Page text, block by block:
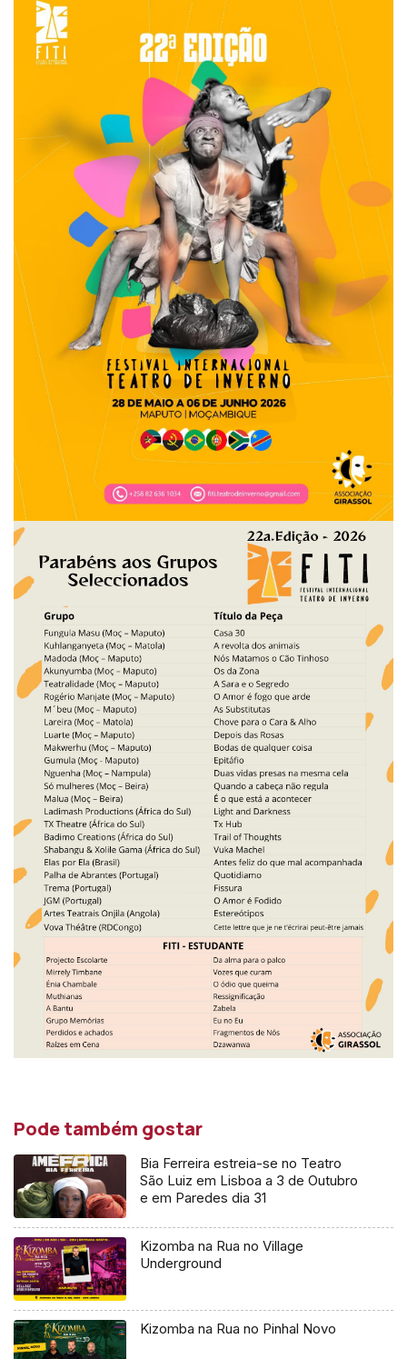
Pode também gostar
Bia Ferreira estreia-se no Teatro
São Luiz em Lisboa a 3 de Outubro
e em Paredes dia 31
Kizomba na Rua no Village
Underground
Kizomba na Rua no Pinhal Novo